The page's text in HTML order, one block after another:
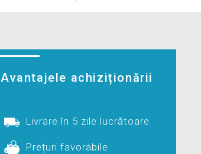
Avantajele achiziționării
Livrare în 5 zile lucrătoare
Prețuri favorabile